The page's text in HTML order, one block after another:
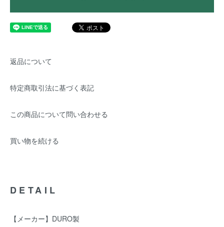
返品について
特定商取引法に基づく表記
この商品について問い合わせる
買い物を続ける
DETAIL
【メーカー】DURO製